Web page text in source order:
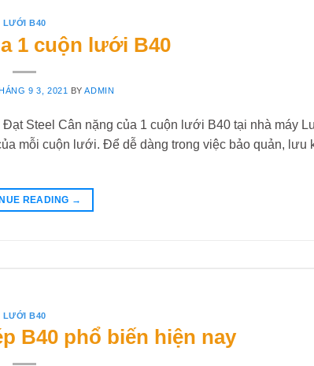
LƯỚI B40
1 cuộn lưới B40
9 3, 2021 BYADMIN
Steel Cân nặng của 1 cuộn lưới B40 tại nhà máy
mỗi cuộn lưới. Để dễ dàng trong việc bảo quản, lưu
READING →
LƯỚI B40
B40 phổ biến hiện nay